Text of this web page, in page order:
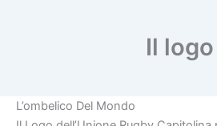
Il logo
L’ombelico Del Mondo